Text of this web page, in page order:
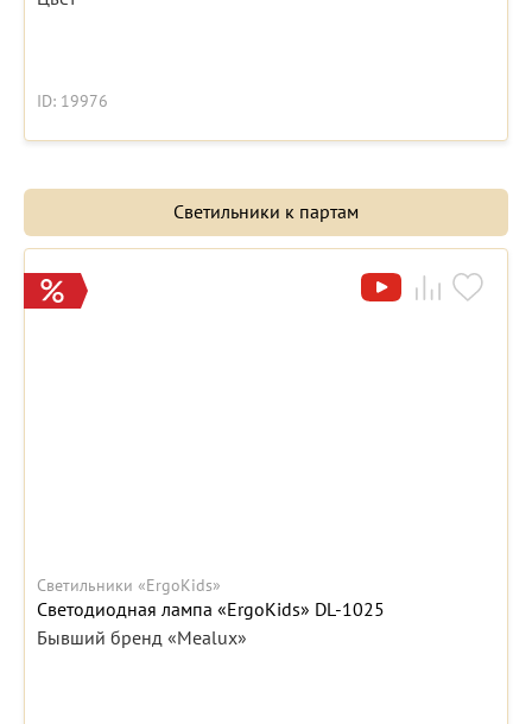
ID: 19976
Светильники к партам
Светильники «ErgoKids»
Светодиодная лампа «ErgoKids» DL-1025
Бывший бренд «Mealux»